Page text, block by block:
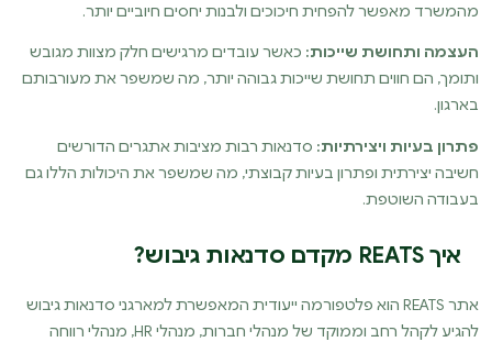
מהמשרד מאפשר להפחית חיכוכים ולבנות יחסים חיוביים יותר.
העצמה ותחושת שייכות: כאשר עובדים מרגישים חלק מצוות מגובש
ותומך, הם חווים תחושת שייכות גבוהה יותר, מה שמשפר את מעורבותם
בארגון.
פתרון בעיות ויצירתיות: סדנאות רבות מציבות אתגרים הדורשים
חשיבה יצירתית ופתרון בעיות קבוצתי, מה שמשפר את היכולות הללו גם
בעבודה השוטפת.
איך REATS מקדם סדנאות גיבוש?
אתר REATS הוא פלטפורמה ייעודית המאפשרת למארגני סדנאות גיבוש
להגיע לקהל רחב וממוקד של מנהלי חברות, מנהלי HR, מנהלי רווחה